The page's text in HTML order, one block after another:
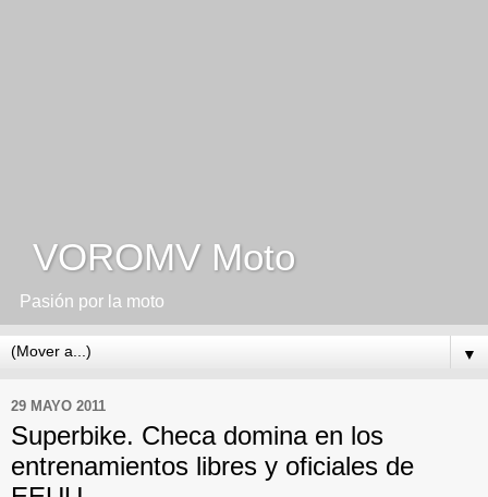
VOROMV Moto
Pasión por la moto
▼
29 MAYO 2011
Superbike. Checa domina en los
entrenamientos libres y oficiales de